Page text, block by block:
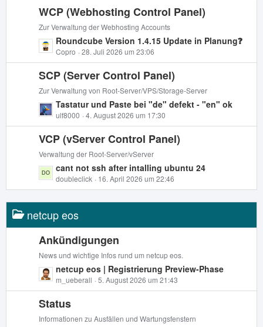
g
e
z
t
e
B
e
i
t
r
ä
g
e
WCP (Webhosting Control Panel)
Zur Verwaltung der Webhosting Accounts
L
e
t
z
t
e
B
e
i
r
ä
g
e
Roundcube Version 1.4.15 Update in Planung❓
Copro 28. Juli 2026 um 23:06
SCP (Server Control Panel)
Zur Verwaltung von Root-Server/VPS/Storage-Server
L
e
t
z
t
e
B
e
t
r
ä
g
e
Tastatur und Paste bei "de" defekt - "en" ok
ulf8000 4. August 2026 um 17:30
VCP (vServer Control Panel)
Verwaltung der Root-Server/vServer
L
e
t
z
t
e
B
e
i
ä
g
e
cant not ssh after intalling ubuntu 24
doubleclick 16. April 2026 um 22:46
netcup eos
Ankündigungen
News und wichtige Infos rund um netcup eos.
L
e
t
z
t
netcup eos | Registrierung Preview-Phase
m_ueberall 5. August 2026 um 21:43
Status
Informationen zu Ausfällen und Wartungsfenstern